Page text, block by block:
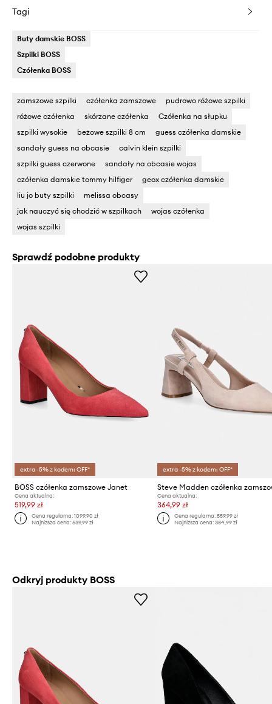
Tagi
Buty damskie BOSS
Szpilki BOSS
Czółenka BOSS
zamszowe szpilki czółenka zamszowe
pudrowo różowe szpilki
różowe czółenka
skórzane czółenka
Czółenka na słupku
szpilki wysokie
beżowe szpilki 8 cm
guess czółenka damskie
sandały guess na obcasie
calvin klein szpilki
szpilki guess czerwone
sandały na obcasie wojas
czółenka damskie tommy hilfiger
geox czółenka damskie
liu jo buty szpilki
melissa obcasy
jak nauczyć się chodzić w szpilkach
wojas czółenka
wojas szpilki
Sprawdź podobne produkty
extra -5% z kodem: OFF*
BOSS czółenka zamszowe Janet
Cena aktualna:
519,99 zł
Cena regularna:1099,90 zł
Najniższa cena:539,99 zł
extra -5% z kodem: OFF*
Cena aktualna:
364,99 zł
Cena regularna: 559,99 zł
Najniższa cena: 384,99 zł
Odkryj produkty BOSS